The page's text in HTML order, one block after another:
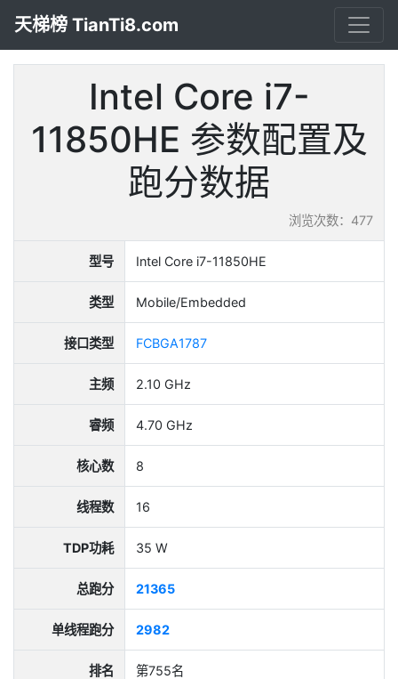
天梯榜 TianTi8.com
Intel Core i7-
11850HE 参数配置及
跑分数据
浏览次数：477
型号 Intel Core i7-11850HE
类型 Mobile/Embedded
接口类型 FCBGA1787
主频 2.10 GHz
睿频 4.70 GHz
核心数 8
线程数 16
TDP功耗 35 W
总跑分 21365
单线程跑分 2982
排名 第755名